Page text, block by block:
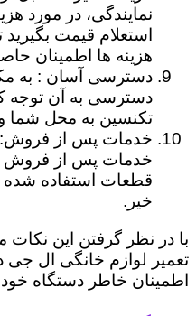
نمایندگی، در مورد
استعلام قیمت
هزینه ها اطمینان
دسترسی آسان : به
دسترسی به آن توجه
تکنسین به محل شما
خدمات پس از فروش:
خدمات پس از فروش
قطعات استفاده شده
خیر.
با در نظر گرفتن این نکات
تعمیر لوازم خانگی ال جی
اطمینان خاطر دستگاه خود